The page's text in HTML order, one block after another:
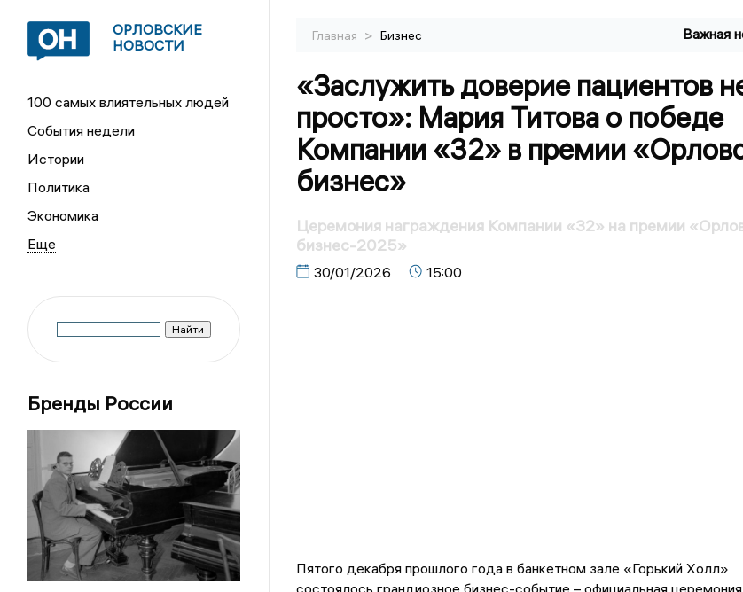
ОРЛОВСКИЕ
НОВОСТИ
100 самых влиятельных людей
События недели
Истории
Политика
Экономика
Бренды России
Главная > Бизнес Важная
«Заслужить доверие пациентов
просто»: Мария Титова о победе
Компании «32» в премии
бизнес»
Церемония награждения Компании «32» на премии
бизнес-2025»
30/01/2026 15:00
Пятого декабря прошлого года в банкетном зале «Горький Холл»